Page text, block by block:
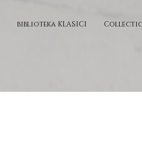
biblioteka KLASICI